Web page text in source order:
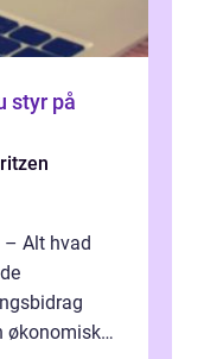
styr på
Alt hvad
økonomisk